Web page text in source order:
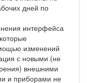
дней по
интерфейса
изменений
с новыми (не
внешними
и приборами не